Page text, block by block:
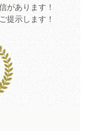
があります！
提示します！